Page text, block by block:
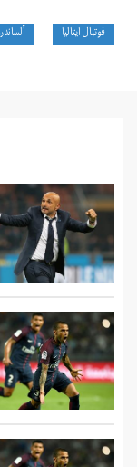
فوتبال ایتالیا